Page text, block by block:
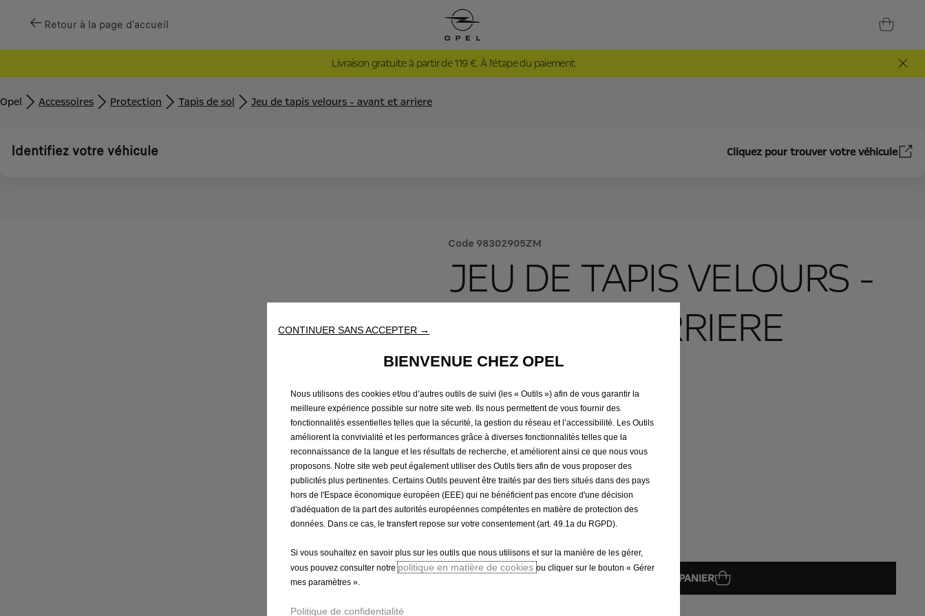
Retour à la page d'accueil
Livraison gratuite à partir de 119 €. À l’étape du paiement.
Opel Accessoires Protection Tapis de sol Jeu de tapis velours - avant et arriere
Identifiez votre véhicule Cliquez pour trouver votre véhicule
Code 98302905ZM
JEU DE TAPIS VELOURS -
AVANT ET ARRIERE
114,56 €
P
r
i
c
e
s
1
1
,
5
-
+
Q
u
a
n
i
y
u
AJOUTER AU PANIER
CONTINUER SANS ACCEPTER →
BIENVENUE CHEZ OPEL
Nous utilisons des cookies et/ou d’autres outils de suivi (les « Outils ») afin de vous garantir la
meilleure expérience possible sur notre site web. Ils nous permettent de vous fournir des
fonctionnalités essentielles telles que la sécurité, la gestion du réseau et l’accessibilité. Les Outils
améliorent la convivialité et les performances grâce à diverses fonctionnalités telles que la
reconnaissance de la langue et les résultats de recherche, et améliorent ainsi ce que nous vous
proposons. Notre site web peut également utiliser des Outils tiers afin de vous proposer des
publicités plus pertinentes. Certains Outils peuvent être traités par des tiers situés dans des pays
hors de l'Espace économique européen (EEE) qui ne bénéficient pas encore d'une décision
d'adéquation de la part des autorités européennes compétentes en matière de protection des
données. Dans ce cas, le transfert repose sur votre consentement (art. 49.1a du RGPD).
Si vous souhaitez en savoir plus sur les outils que nous utilisons et sur la manière de les gérer,
vous pouvez consulter notrepolitique en matière de cookies ou cliquer sur le bouton « Gérer
mes paramètres ».
Politique de confidentialité